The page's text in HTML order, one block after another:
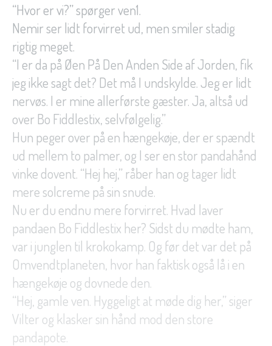
“Hvor er vi?” spørger ven1.
Nemir ser lidt forvirret ud, men smiler stadig
rigtig meget.
“I er da på Øen På Den Anden Side af Jorden, fik
jeg ikke sagt det? Det må I undskylde. Jeg er lidt
nervøs. I er mine allerførste gæster. Ja, altså ud
over Bo Fiddlestix, selvfølgelig.”
Hun peger over på en hængekøje, der er spændt
ud mellem to palmer, og I ser en stor pandahånd
vinke dovent. “Hej hej,” råber han og tager lidt
mere solcreme på sin snude.
Nu er du endnu mere forvirret. Hvad laver
pandaen Bo Fiddlestix her? Sidst du mødte ham,
var i junglen til krokokamp. Og før det var det på
Omvendtplaneten, hvor han faktisk også lå i en
hængekøje og dovnede den.
“Hej, gamle ven. Hyggeligt at møde dig her,” siger
Vilter og klasker sin hånd mod den store
pandapote.